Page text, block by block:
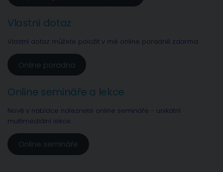
Vlastní dotaz
Vlastní dotaz můžete položit v mé online poradně zdarma.
Online poradna
Online semináře a lekce
Nově v nabídce naleznete online semináře - unikátní
multimediální lekce.
Online semináře